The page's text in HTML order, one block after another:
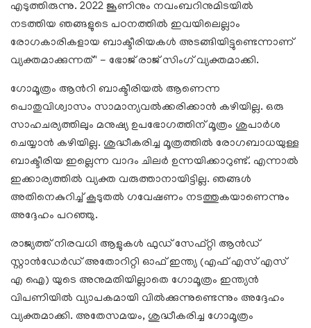
എടുത്തിരുന്നു. 2022 ജൂണിനും നവംബറിനുമിടയിൽ
നടത്തിയ ഞങ്ങളുടെ പഠനത്തിൽ ഇവയിലെല്ലാം
രോഗകാരികളായ ബാക്ടീരിയകൾ അടങ്ങിയിട്ടുണ്ടെന്നാണ്
വ്യക്തമാക്കുന്നത്'' - ഭോജ് രാജ് സിംഗ് വ്യക്തമാക്കി.
ഗോമൂത്രം ആൻറി ബാക്ടീരിയൽ ആണെന്ന
പൊതുവിശ്വാസം സാമാന്യവൽക്കരിക്കാൻ കഴിയില്ല. ഒരു
സാഹചര്യത്തിലും മനുഷ്യ ഉപഭോഗത്തിന് മൂത്രം ശുപാർശ
ചെയ്യാൻ കഴിയില്ല. ശുദ്ധീകരിച്ച മൂത്രത്തിൽ രോഗബാധയുള്ള
ബാക്ടീരിയ ഇല്ലെന്ന വാദം ചിലർ ഉന്നയിക്കാറുണ്ട്. എന്നാൽ
ഇക്കാര്യത്തിൽ വ്യക്ത വരുത്താനായിട്ടില്ല. ഞങ്ങൾ
അതിനെകുറിച്ച് കൂടുതൽ ഗവേഷണം നടത്തുകയാണെന്നും
അദ്ദേഹം പറഞ്ഞു.
രാജ്യത്ത് നിരവധി ആളുകൾ ഫുഡ് സേഫ്റ്റി ആൻഡ്
സ്റ്റാൻഡേർഡ് അതോറിറ്റി ഓഫ് ഇന്ത്യ (എഫ് എസ് എസ്
എ ഐ) യുടെ അനുമതിയില്ലാതെ ഗോമൂത്രം ഇന്ത്യൻ
വിപണിയിൽ വ്യാപകമായി വിൽക്കുന്നുണ്ടെന്നും അദ്ദേഹം
വ്യക്തമാക്കി. അതേസമയം, ശുദ്ധീകരിച്ച ഗോമൂത്രം